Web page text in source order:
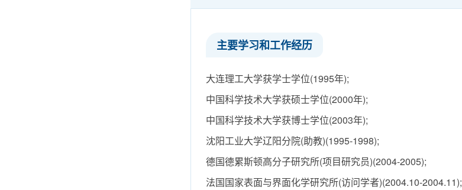
主要学习和工作经历
大连理工大学获学士学位(1995年);
中国科学技术大学获硕士学位(2000年);
中国科学技术大学获博士学位(2003年);
沈阳工业大学辽阳分院(助教)(1995-1998);
德国德累斯顿高分子研究所(项目研究员)(2004-2005);
法国国家表面与界面化学研究所(访问学者)(2004.10-2004.11);